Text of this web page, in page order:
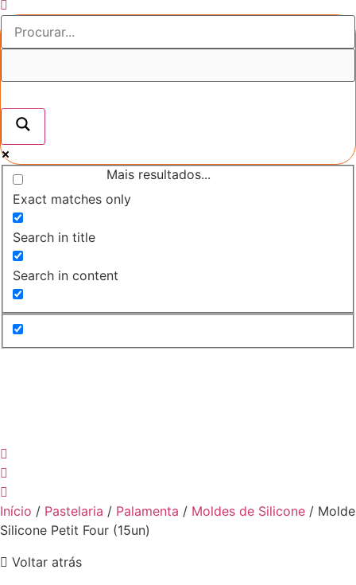
Mais resultados...
Exact matches only
Search in title
Search in content
Início / Pastelaria / Palamenta / Moldes de Silicone / Molde
Silicone Petit Four (15un)
Voltar atrás